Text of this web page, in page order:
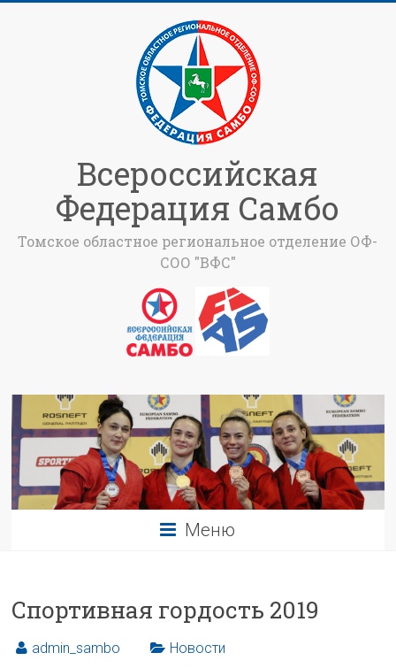
Всероссийская
Федерация Самбо
Томское областное региональное отделение ОФ-
СОО "ВФС"
Меню
Спортивная гордость 2019
admin_sambo Новости